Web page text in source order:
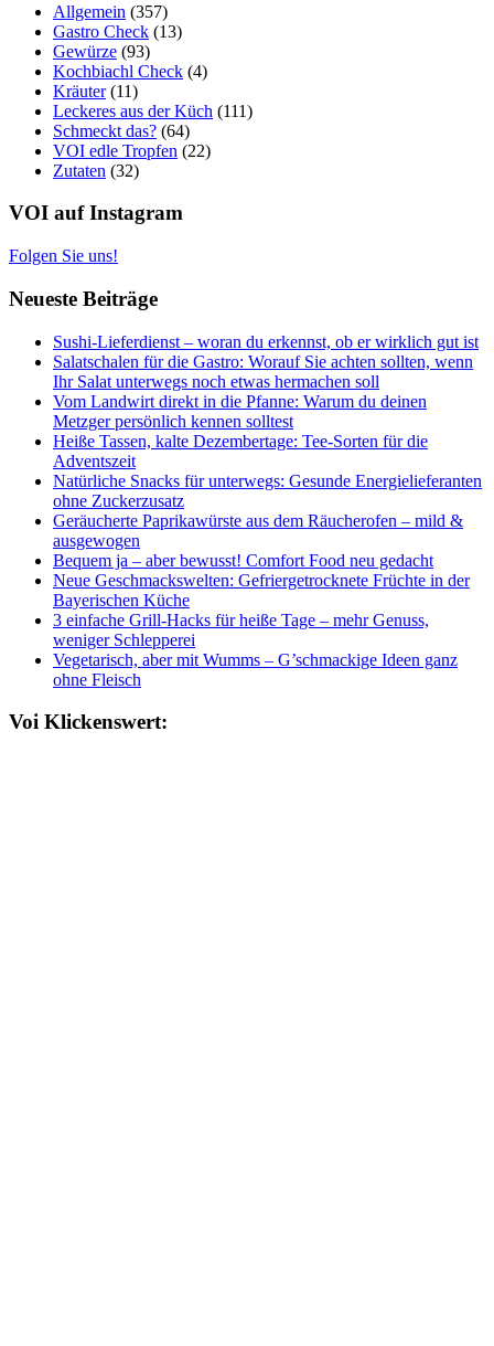
Allgemein (357)
Gastro Check (13)
Gewürze (93)
Kochbiachl Check (4)
Kräuter(11)
Leckeres aus der Küch (111)
Schmeckt das? (64)
VOI edle Tropfen (22)
Zutaten (32)
VOI auf Instagram
Folgen Sie uns!
Neueste Beiträge
Sushi-Lieferdienst – woran du erkennst, ob er wirklich gut ist
Salatschalen für die Gastro: Worauf Sie achten sollten, wenn
Ihr Salat unterwegs noch etwas hermachen soll
Vom Landwirt direkt in die Pfanne: Warum du deinen
Metzger persönlich kennen solltest
Heiße Tassen, kalte Dezembertage: Tee-Sorten für die
Adventszeit
Natürliche Snacks für unterwegs: Gesunde Energielieferanten
ohne Zuckerzusatz
Geräucherte Paprikawürste aus dem Räucherofen – mild &
ausgewogen
Bequem ja – aber bewusst! Comfort Food neu gedacht
Neue Geschmackswelten: Gefriergetrocknete Früchte in der
Bayerischen Küche
3 einfache Grill-Hacks für heiße Tage – mehr Genuss,
weniger Schlepperei
Vegetarisch, aber mit Wumms – G’schmackige Ideen ganz
ohne Fleisch
Voi Klickenswert: